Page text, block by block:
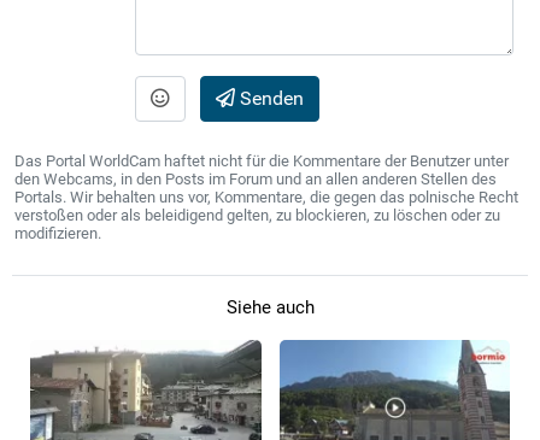
Senden
Das Portal WorldCam haftet nicht für die Kommentare der Benutzer unter
den Webcams, in den Posts im Forum und an allen anderen Stellen des
Portals. Wir behalten uns vor, Kommentare, die gegen das polnische Recht
verstoßen oder als beleidigend gelten, zu blockieren, zu löschen oder zu
modifizieren.
Siehe auch